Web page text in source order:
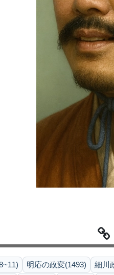
明応の政変(1493) 細川